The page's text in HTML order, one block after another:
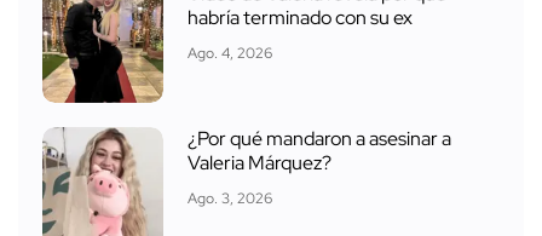
habría terminado con su ex
Ago. 4, 2026
¿Por qué mandaron a asesinar a
Valeria Márquez?
Ago. 3, 2026